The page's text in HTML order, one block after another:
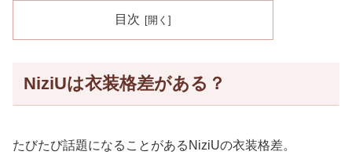
目次
NiziUは衣装格差がある？
たびたび話題になることがあるNiziUの衣装格差。